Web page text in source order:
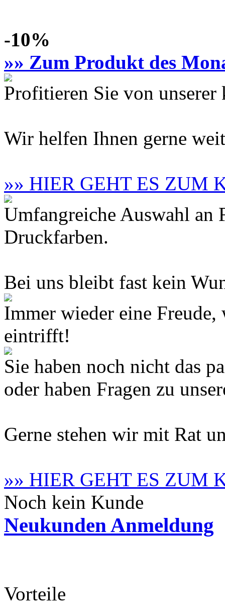
-10%
»» Zum Produkt des
Profitieren Sie von unserer
Wir helfen Ihnen gerne
»» HIER GEHT ES ZUM
Umfangreiche Auswahl an
Druckfarben.
Bei uns bleibt fast kein
Immer wieder eine
eintrifft!
Sie haben noch nicht das
oder haben Fragen zu
Gerne stehen wir mit Rat
»» HIER GEHT ES ZUM
Noch kein Kunde
Neukunden Anmeldung
Vorteile